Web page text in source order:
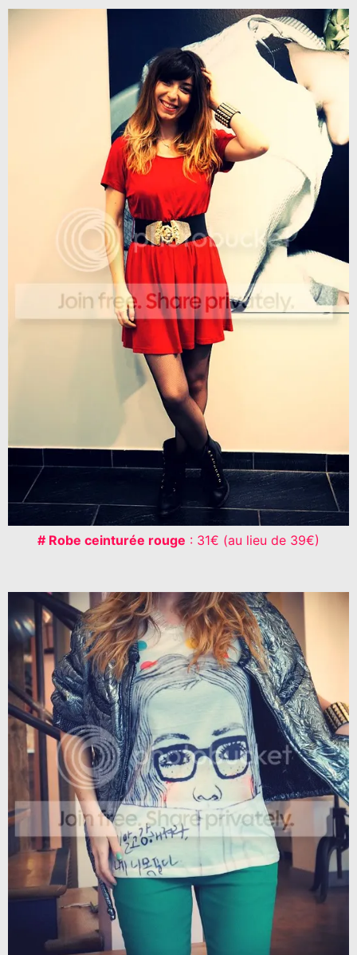
# Robe ceinturée rouge : 31€ (au lieu de 39€)